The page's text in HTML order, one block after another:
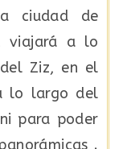
ciudad de
viajará a lo
Ziz, en el
lo largo del
para poder
.